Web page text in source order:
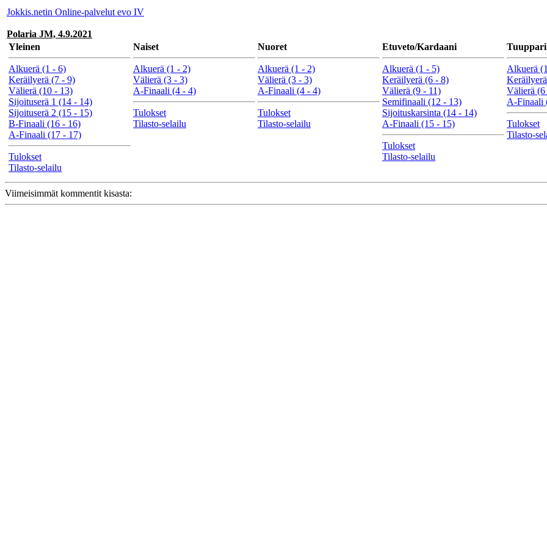
Jokkis.netin Online-palvelut evo IV
Polaria JM, 4.9.2021
Yleinen
Alkuerä (1 - 6)
Keräilyerä (7 - 9)
Välierä (10 - 13)
Sijoituserä 1 (14 - 14)
Sijoituserä 2 (15 - 15)
B-Finaali (16 - 16)
A-Finaali (17 - 17)
Tulokset
Tilasto-selailu
Naiset
Alkuerä (1 - 2)
Välierä (3 - 3)
A-Finaali (4 - 4)
Tulokset
Tilasto-selailu
Nuoret
Alkuerä (1 - 2)
Välierä (3 - 3)
A-Finaali (4 - 4)
Tulokset
Tilasto-selailu
Etuveto/Kardaani
Alkuerä (1 - 5)
Keräilyerä (6 - 8)
Välierä (9 - 11)
Semifinaali (12 - 13)
Sijoituskarsinta (14 - 14)
A-Finaali (15 - 15)
Tulokset
Tilasto-selailu
Tuuppari
Alkuerä
Välierä (6
A-Finaali
Tulokset
Tilasto-
Viimeisimmät kommentit kisasta: